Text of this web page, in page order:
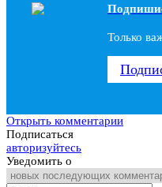
Только
Открыть комментарии
Подписаться
авторизуйтесь
Уведомить о